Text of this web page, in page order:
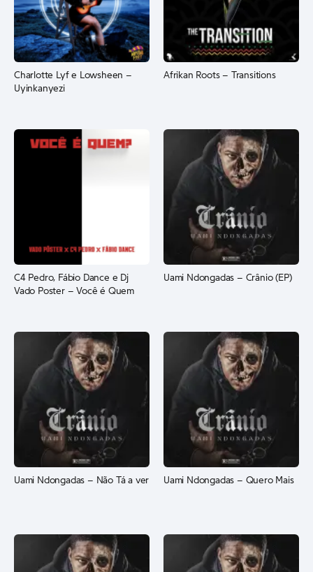
Charlotte Lyf e Lowsheen –
Uyinkanyezi
Afrikan Roots – Transitions
C4 Pedro, Fábio Dance e Dj
Vado Poster – Você é Quem
Uami Ndongadas – Crânio (EP)
Uami Ndongadas – Não Tá a ver Uami Ndongadas – Quero Mais